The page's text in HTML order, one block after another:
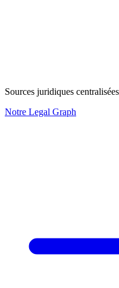
Sources juridiques
Notre Legal Graph